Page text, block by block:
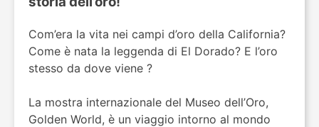
Com’era la vita nei campi d’oro della California?
Come è nata la leggenda di El Dorado? E l’oro
stesso da dove viene ?
La mostra internazionale del Museo dell’Oro,
Golden World, è un viaggio intorno al mondo